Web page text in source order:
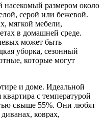
размером около
серой или бежевой.
мягкой мебели,
в домашней среде.
может быть
уборка, сезонный
которые могут
и доме. Идеальной
с температурой
свыше 55%. Они любят
коврах,